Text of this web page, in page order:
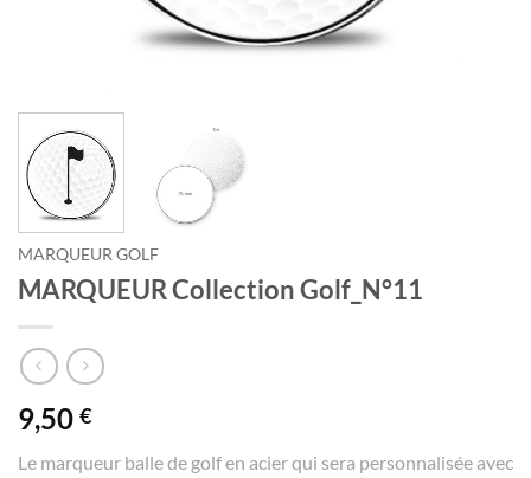
MARQUEUR GOLF
MARQUEUR Collection Golf_N°11
9,50 €
Le marqueur balle de golf en acier qui sera personnalisée avec